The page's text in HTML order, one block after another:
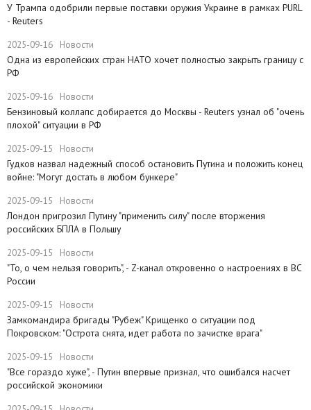
У Трампа одобрили первые поставки оружия Украине в рамках PURL
- Reuters
2025-09-16 Новости
Одна из европейских стран НАТО хочет полностью закрыть границу с
РФ
2025-09-16 Новости
​Бензиновый коллапс добирается до Москвы - Reuters узнал об "очень
плохой" ситуации в РФ
2025-09-15 Новости
Гудков назвал надежный способ остановить Путина и положить конец
войне: "Могут достать в любом бункере"
2025-09-15 Новости
Лондон пригрозил Путину "применить силу" после вторжения
российских БПЛА в Польшу
2025-09-15 Новости
"То, о чем нельзя говорить", - Z-канал откровенно о настроениях в ВС
России
2025-09-15 Новости
Замкомандира бригады "Рубеж" Крищенко​ о ситуации под
Покровском: "Острота снята, идет работа по зачистке врага"
2025-09-15 Новости
"Все гораздо хуже", - Путин впервые признал, что ошибался насчет
российской экономики